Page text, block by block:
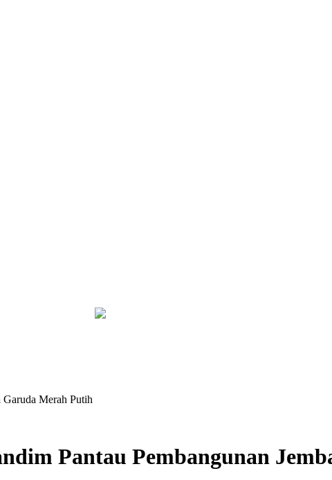
Garuda Merah Putih
Pantau Pembangunan